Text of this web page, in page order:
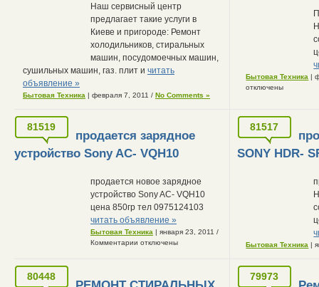
Наш сервисный центр
предлагает такие услуги в
Киеве и пригороде: Ремонт
холодильников, стиральных
машин, посудомоечных машин,
сушильных машин, газ. плит и читать
объявление »
Бытовая Техника | февраля 7, 2011 / No Comments »
Бытовая Техника |
отключены
81519
продается зарядное
устройство Sony AC- VQH10
продается новое зарядное
устройство Sony AC- VQH10
цена 850гр тел 0975124103
читать объявление »
Бытовая Техника | января 23, 2011 /
Комментарии отключены
81517
SONY HDR-
Бытовая Техника |
80448 79973